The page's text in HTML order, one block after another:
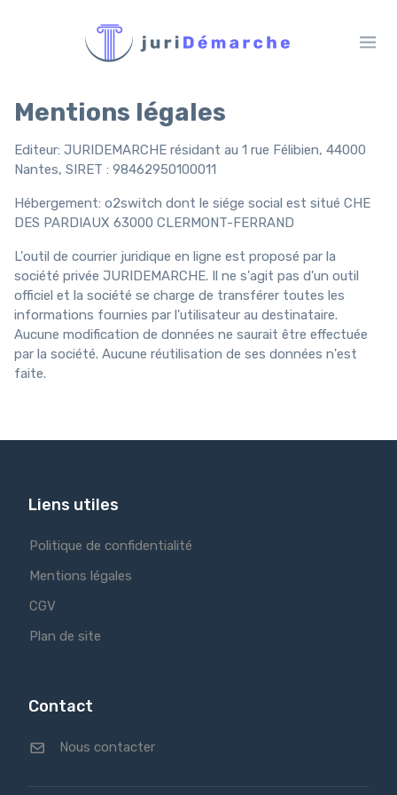
Mentions légales
Editeur: JURIDEMARCHE résidant au 1 rue Félibien, 44000
Nantes, SIRET : 98462950100011
Hébergement: o2switch dont le siége social est situé CHE
DES PARDIAUX 63000 CLERMONT-FERRAND
L'outil de courrier juridique en ligne est proposé par la
société privée JURIDEMARCHE. Il ne s'agit pas d'un outil
officiel et la société se charge de transférer toutes les
informations fournies par l'utilisateur au destinataire.
Aucune modification de données ne saurait être effectuée
par la société. Aucune réutilisation de ses données n'est
faite.
Liens utiles
Politique de confidentialité
Mentions légales
CGV
Plan de site
Contact
Nous contacter